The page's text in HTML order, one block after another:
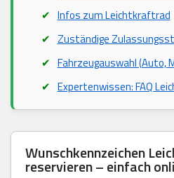
Infos zum Leichtkraftrad
Zuständige
Fahrzeugauswahl (Auto,
Expertenwissen: FAQ
Wunschkennzeichen
reservieren – einfach